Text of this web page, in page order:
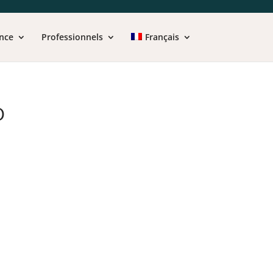
Professionnels Français